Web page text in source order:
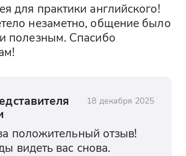
для практики английского!
незаметно, общение было
полезным. Спасибо
18 декабря 2025
положительный отзыв!
видеть вас снова.